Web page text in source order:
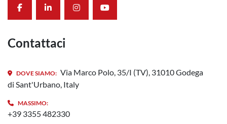
facebooklinkedininstagramyoutube
Contattaci
DOVE SIAMO: Via Marco Polo, 35/I (TV), 31010 Godega
di Sant'Urbano, Italy
MASSIMO:
+39 3355 482330